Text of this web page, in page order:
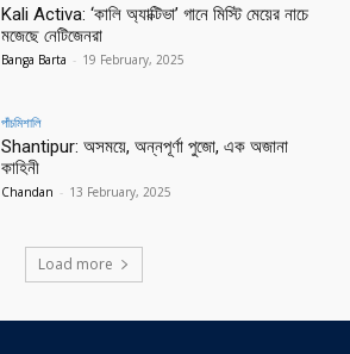
Kali Activa: ‘কালি অ্যাক্টিভা’ গানে মিস্টি মেয়ের নাচে
মজেছে নেটিজেনরা
Banga Barta - 19 February, 2025
পাঁচমিশালি
Shantipur: অসময়ে, অন্নপূর্ণা পুজো, এক অজানা
কাহিনী
Chandan - 13 February, 2025
Load more